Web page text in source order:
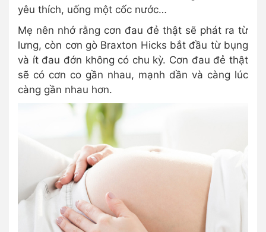
yêu thích, uống một cốc nước…
Mẹ nên nhớ rằng cơn đau đẻ thật sẽ phát ra từ
lưng, còn cơn gò Braxton Hicks bắt đầu từ bụng
và ít đau đớn không có chu kỳ. Cơn đau đẻ thật
sẽ có cơn co gần nhau, mạnh dần và càng lúc
càng gần nhau hơn.